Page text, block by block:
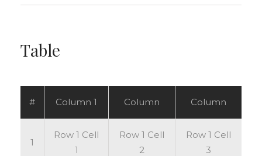
Table
# Column 1 Column Column
1
Row 1 Cell
1
Row 1 Cell
2
Row 1 Cell
3